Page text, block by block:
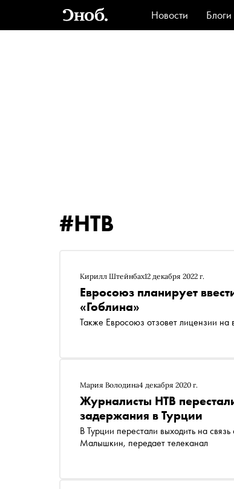
Новости Блоги
#НТВ
Кирилл Штейнбах12 декабря 2022 г.
Евросоюз планирует
«Гоблина»
Также Евросоюз отзовет лицензии на
Мария Володина4 декабря 2020 г.
Журналисты НТВ
задержания в Турции
В Турции перестали выходить на
Малышкин, передает телеканал